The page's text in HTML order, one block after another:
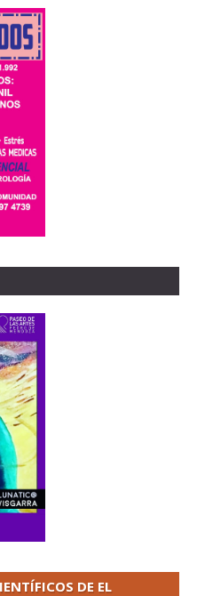
DE EL